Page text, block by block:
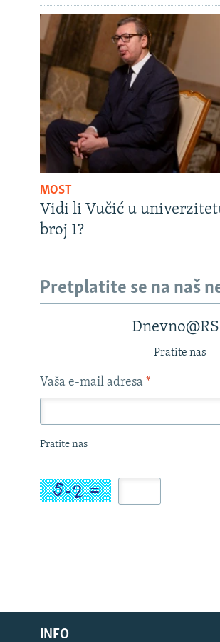
MOST
Vidi li Vučić u
broj 1?
Pretplatite se na naš
Pratite nas
Vaša e-mail adresa *
Pratite nas
INFO